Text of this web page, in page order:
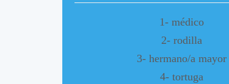
1- médico
2- rodilla
3- hermano/a mayor
4- tortuga